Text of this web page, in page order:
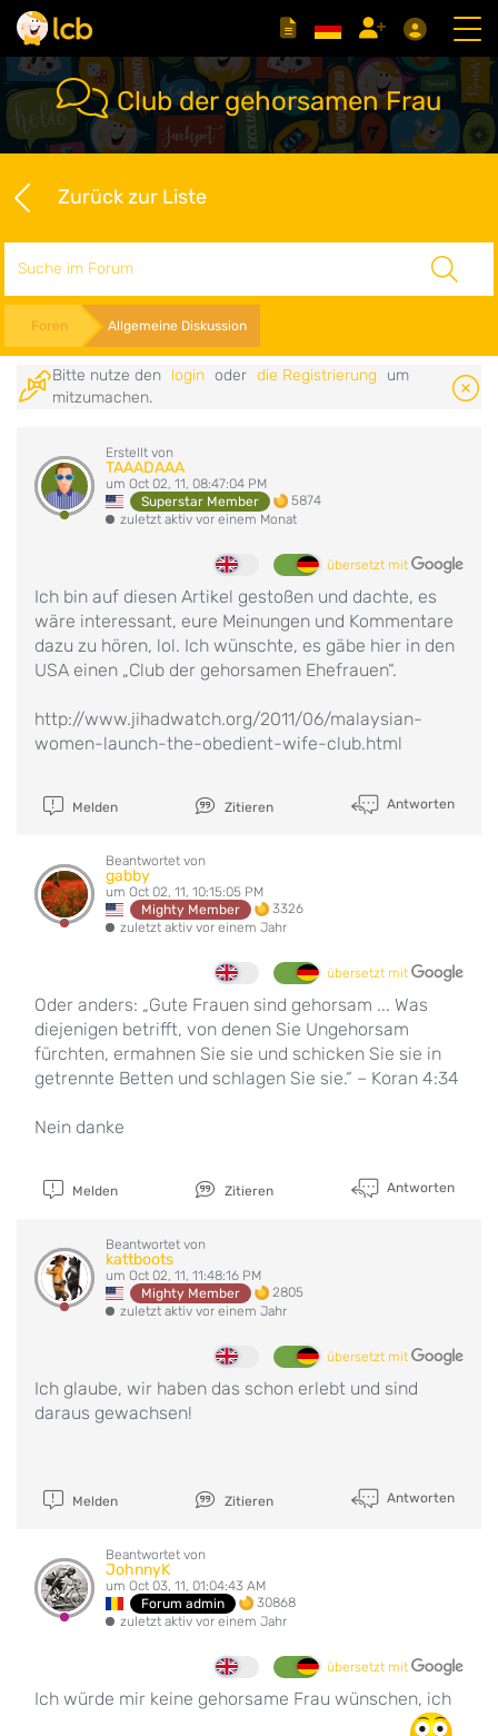
Club der gehorsamen Frau
Zurück zur Liste
Foren Allgemeine Diskussion
Bitte nutze den login oder die Registrierung
um
mitzumachen.
Erstellt von
TAAADAAA
um Oct 02, 11, 08:47:04 PM
Superstar Member
5874
zuletzt aktiv vor einem Monat
übersetzt mit
Ich bin auf diesen Artikel gestoßen und dachte, es
wäre interessant, eure Meinungen und Kommentare
dazu zu hören, lol. Ich wünschte, es gäbe hier in den
USA einen „Club der gehorsamen Ehefrauen“.
http://www.jihadwatch.org/2011/06/malaysian-
women-launch-the-obedient-wife-club.html
Melden Zitieren Antworten
Beantwortet von
gabby
um Oct 02, 11, 10:15:05 PM
Mighty Member
3326
zuletzt aktiv vor einem Jahr
übersetzt mit
Oder anders: „Gute Frauen sind gehorsam ... Was
diejenigen betrifft, von denen Sie Ungehorsam
fürchten, ermahnen Sie sie und schicken Sie sie in
getrennte Betten und schlagen Sie sie.“ – Koran 4:34
Nein danke
Melden Zitieren Antworten
Beantwortet von
kattboots
um Oct 02, 11, 11:48:16 PM
Mighty Member
2805
zuletzt aktiv vor einem Jahr
übersetzt mit
Ich glaube, wir haben das schon erlebt und sind
daraus gewachsen!
Melden Zitieren Antworten
Beantwortet von
JohnnyK
um Oct 03, 11, 01:04:43 AM
Forum admin
30868
zuletzt aktiv vor einem Jahr
übersetzt mit
Ich würde mir keine gehorsame Frau wünschen, ich